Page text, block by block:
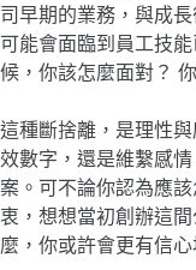
司早期的業務，與成
可能會面臨到員工技
候，你該怎麼面對？
這種斷捨離，是理性
效數字，還是維繫感
案。可不論你認為應
衷，想想當初創辦這
麼，你或許會更有信